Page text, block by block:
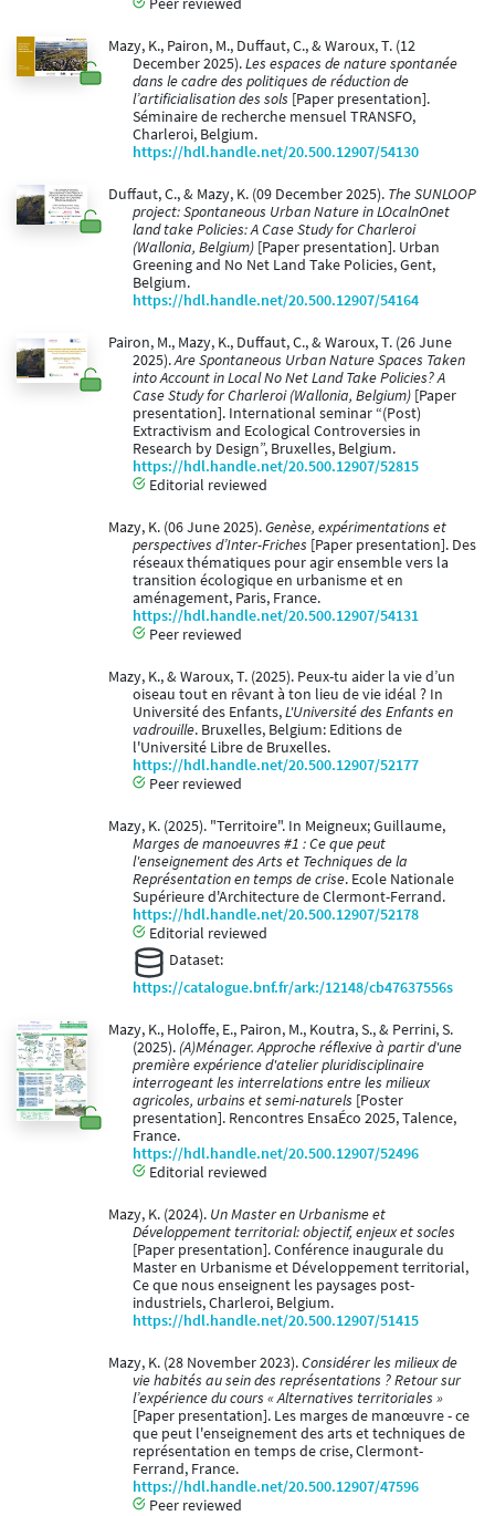
Mazy, K., Pairon, M., Duffaut, C., & Waroux, T. (12
December 2025).Les espaces de nature spontanée
dans le cadre des politiques de réduction de
l’artificialisation des sols [Paper presentation].
Séminaire de recherche mensuel TRANSFO,
Charleroi, Belgium.
https://hdl.handle.net/20.500.12907/54130
Duffaut, C., & Mazy, K. (09 December 2025). The SUNLOOP
project: Spontaneous Urban Nature in LOcalnOnet
land take Policies: A Case Study for Charleroi
(Wallonia, Belgium) [Paper presentation]. Urban
Greening and No Net Land Take Policies, Gent,
Belgium.
https://hdl.handle.net/20.500.12907/54164
Pairon, M., Mazy, K., Duffaut, C., & Waroux, T. (26 June
2025).Are Spontaneous Urban Nature Spaces Taken
into Account in Local No Net Land Take Policies? A
Case Study for Charleroi (Wallonia, Belgium) [Paper
presentation]. International seminar “(Post)
Extractivism and Ecological Controversies in
Research by Design”, Bruxelles, Belgium.
https://hdl.handle.net/20.500.12907/52815
Editorial reviewed
Mazy, K. (06 June 2025).Genèse, expérimentations et
perspectives d’Inter-Friches [Paper presentation]. Des
réseaux thématiques pour agir ensemble vers la
transition écologique en urbanisme et en
aménagement, Paris, France.
https://hdl.handle.net/20.500.12907/54131
Peer reviewed
Mazy, K., & Waroux, T. (2025). Peux-tu aider la vie d’un
oiseau tout en rêvant à ton lieu de vie idéal ? In
Université des Enfants,L'Université des Enfants en
vadrouille. Bruxelles, Belgium: Editions de
l'Université Libre de Bruxelles.
https://hdl.handle.net/20.500.12907/52177
Peer reviewed
Mazy, K. (2025). "Territoire". In Meigneux; Guillaume,
Marges de manoeuvres #1 : Ce que peut
l'enseignement des Arts et Techniques de la
Représentation en temps de crise. Ecole Nationale
Supérieure d'Architecture de Clermont-Ferrand.
https://hdl.handle.net/20.500.12907/52178
Editorial reviewed
Dataset:
https://catalogue.bnf.fr/ark:/12148/cb47637556s
Mazy, K., Holoffe, E., Pairon, M., Koutra, S., & Perrini, S.
(2025). (A)Ménager. Approche réflexive à partir d'une
première expérience d'atelier pluridisciplinaire
interrogeant les interrelations entre les milieux
agricoles, urbains et semi-naturels [Poster
presentation]. Rencontres EnsaÉco 2025, Talence,
France.
https://hdl.handle.net/20.500.12907/52496
Editorial reviewed
Mazy, K. (2024). Un Master en Urbanisme et
Développement territorial: objectif, enjeux et socles
[Paper presentation]. Conférence inaugurale du
Master en Urbanisme et Développement territorial,
Ce que nous enseignent les paysages post-
industriels, Charleroi, Belgium.
https://hdl.handle.net/20.500.12907/51415
Mazy, K. (28 November 2023).Considérer les milieux de
vie habités au sein des représentations ? Retour sur
l’expérience du cours « Alternatives territoriales »
[Paper presentation]. Les marges de manœuvre - ce
que peut l'enseignement des arts et techniques de
représentation en temps de crise, Clermont-
Ferrand, France.
https://hdl.handle.net/20.500.12907/47596
Peer reviewed